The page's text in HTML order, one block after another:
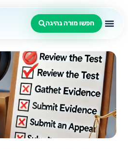
חפשו מורה נהיגה